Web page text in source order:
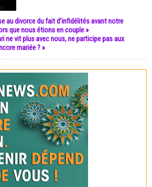
au divorce du fait d’infidélités avant notre
que nous étions en couple »
ne vit plus avec nous, ne participe pas aux
mariée ? »